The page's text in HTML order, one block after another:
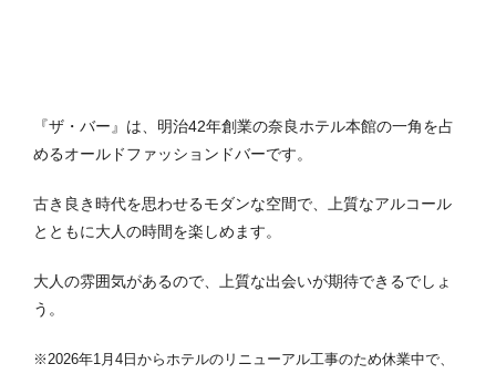
『ザ・バー』は、明治42年創業の奈良ホテル本館の一角を占
めるオールドファッションドバーです。
古き良き時代を思わせるモダンな空間で、上質なアルコール
とともに大人の時間を楽しめます。
大人の雰囲気があるので、上質な出会いが期待できるでしょ
う。
※2026年1月4日からホテルのリニューアル工事のため休業中で、